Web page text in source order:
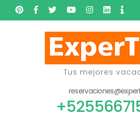
Skip
to
Tus mejores